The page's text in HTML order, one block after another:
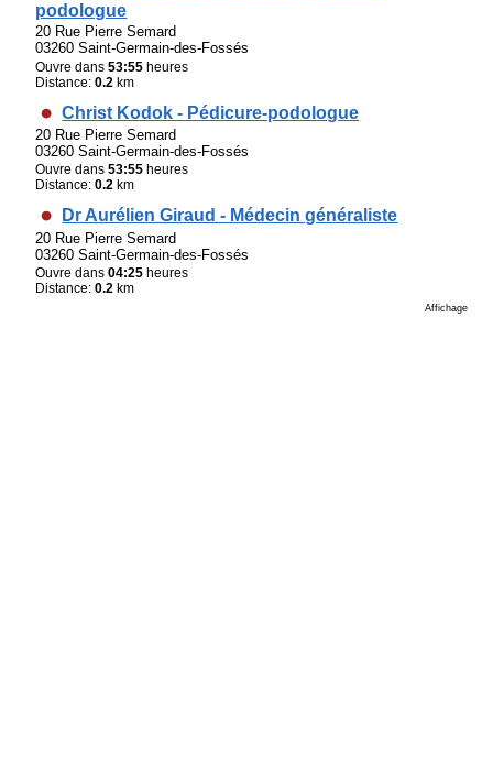
podologue
20 Rue Pierre Semard
03260 Saint-Germain-des-Fossés
Ouvre dans53:55 heures
Distance:0.2 km
Christ Kodok - Pédicure-podologue
20 Rue Pierre Semard
03260 Saint-Germain-des-Fossés
Ouvre dans53:55 heures
Distance:0.2 km
Dr Aurélien Giraud - Médecin généraliste
20 Rue Pierre Semard
03260 Saint-Germain-des-Fossés
Ouvre dans04:25 heures
Distance:0.2 km
Affichage